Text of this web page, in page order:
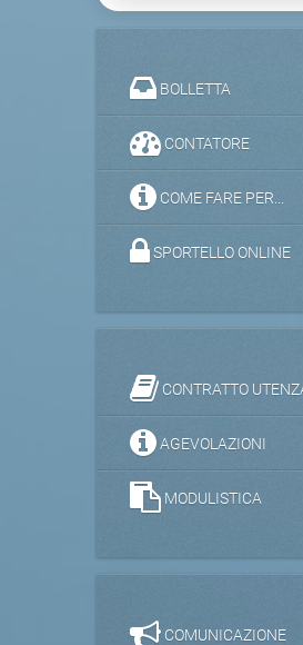
BOLLETTA
CONTATORE
COME FARE PER...
SPORTELLO ONLINE
CONTRATTO
AGEVOLAZIONI
MODULISTICA
COMUNICAZIONE